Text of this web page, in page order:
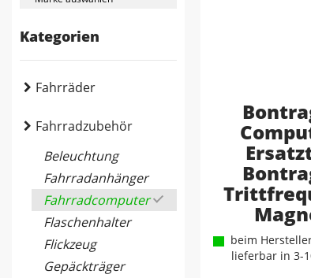
Kategorien
Fahrräder
Fahrradzubehör
Beleuchtung
Fahrradanhänger
Fahrradcomputer
Flaschenhalter
Flickzeug
Gepäckträger
beim
lieferbar in 3-